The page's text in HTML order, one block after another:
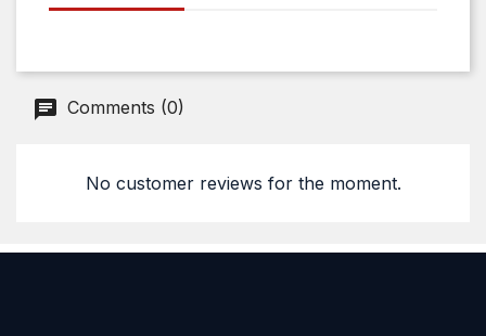
Comments (0)
No customer reviews for the moment.